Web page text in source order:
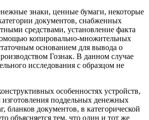
знаки, ценные бумаги, некоторые
документов, снабженных
средствами, установление факта
копировально-множительных
основанием для вывода о
Гознак. В данном случае
исследования с образцом не
особенностях устройств,
изготовления поддельных денежных
бланков документов, в категорической
объясняется тем, что один и тот же